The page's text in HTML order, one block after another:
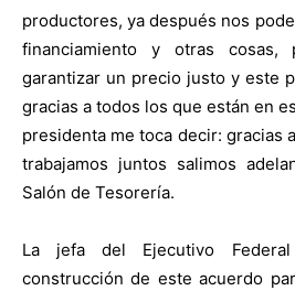
productores, ya después nos
financiamiento y otras
garantizar un precio justo y este
gracias a todos los que están en
presidenta me toca decir: gracias
trabajamos juntos salimos
Salón de Tesorería.
La jefa del Ejecutivo
construcción de este acuerdo